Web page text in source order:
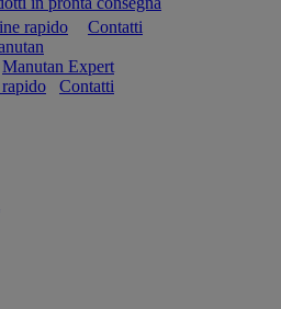
rapido Contatti
Manutan Expert
Contatti